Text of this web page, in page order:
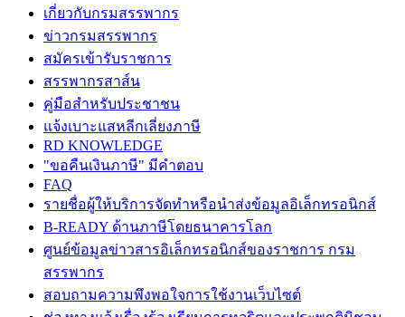
เกี่ยวกับกรมสรรพากร
ข่าวกรมสรรพากร
สมัครเข้ารับราชการ
สรรพากรสาส์น
คู่มือสำหรับประชาชน
แจ้งเบาะแสหลีกเลี่ยงภาษี
RD KNOWLEDGE
"ขอคืนเงินภาษี" มีคำตอบ
FAQ
รายชื่อผู้ให้บริการจัดทำหรือนำส่งข้อมูลอิเล็กทรอนิกส์
B-READY ด้านภาษีโดยธนาคารโลก
ศูนย์ข้อมูลข่าวสารอิเล็กทรอนิกส์ของราชการ กรม
สรรพากร
สอบถามความพึงพอใจการใช้งานเว็บไซต์